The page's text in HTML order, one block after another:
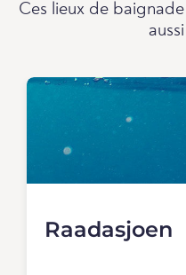
Ces lieux de
Raadasjoen